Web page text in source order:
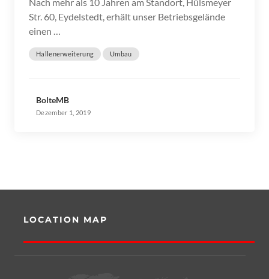
Str. 60, Eydelstedt, erhält unser Betriebsgelände
einen …
Hallenerweiterung Umbau
BolteMB
Dezember 1, 2019
LOCATION MAP